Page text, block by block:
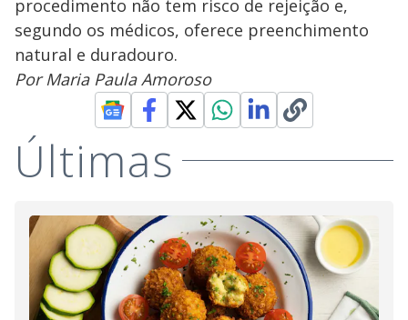
procedimento não tem risco de rejeição e,
segundo os médicos, oferece preenchimento
natural e duradouro.
Por Maria Paula Amoroso
Últimas